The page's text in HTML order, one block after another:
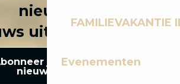
FAMILIEVAKANTIE
Evenementen
nieuws
uit Les Gets!
je op onze
nieuwsbrief